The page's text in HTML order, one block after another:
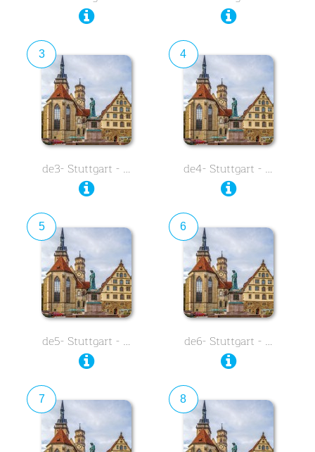
3
de3- Stuttgart - …
4
de4- Stuttgart - …
5
de5- Stuttgart - …
6
de6- Stuttgart - …
7 8